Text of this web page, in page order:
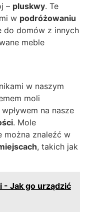
– pluskwy. Te
w podróżowaniu
do domów z innych
meble
w naszym
moli
na nasze
. Mole
można znaleźć w
, takich jak
- Jak go urządzić